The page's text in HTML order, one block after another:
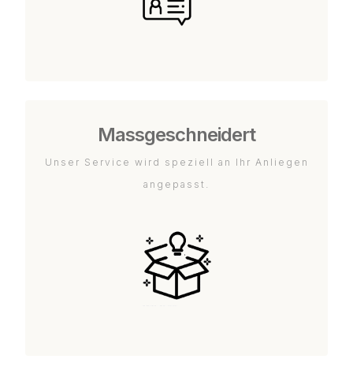
Massgeschneidert
Unser Service wird speziell an Ihr Anliegen
angepasst.